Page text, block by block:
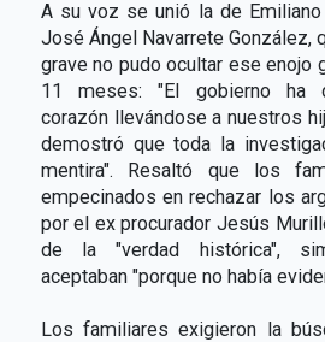
A su voz se unió la de Emiliano
José Ángel Navarrete González,
grave no pudo ocultar ese enojo
11 meses: "El gobierno ha
corazón llevándose a nuestros
demostró que toda la
mentira". Resaltó que los
empecinados en rechazar los
por el ex procurador Jesús
de la "verdad histórica",
aceptaban "porque no había
Los familiares exigieron la